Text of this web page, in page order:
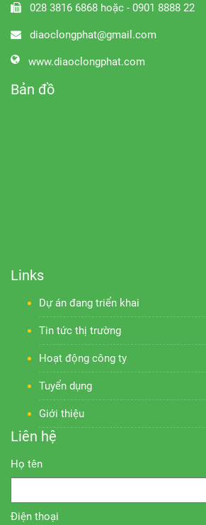
028 3816 6868 hoặc - 0901 8888 22
diaoclongphat@gmail.com
www.diaoclongphat.com
Bản đồ
Links
Dự án đang triển khai
Tin tức thị trường
Hoạt động công ty
Tuyển dụng
Giới thiệu
Liên hệ
Họ tên
Điện thoại